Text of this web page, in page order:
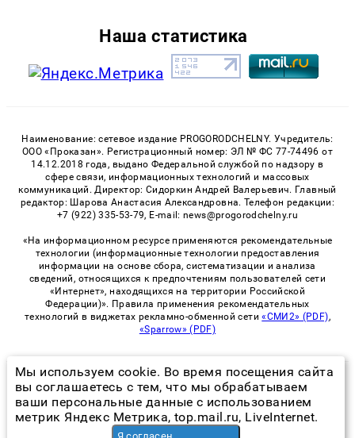
Наша статистика
Наименование: сетевое издание PROGORODCHELNY. Учредитель:
ООО «Проказан». Регистрационный номер: ЭЛ № ФС 77-74496 от
14.12.2018 года, выдано Федеральной службой по надзору в
сфере связи, информационных технологий и массовых
коммуникаций. Директор: Сидоркин Андрей Валерьевич. Главный
редактор: Шарова Анастасия Александровна. Телефон редакции:
+7 (922) 335-53-79, E-mail: news@progorodchelny.ru
«На информационном ресурсе применяются рекомендательные
технологии (информационные технологии предоставления
информации на основе сбора, систематизации и анализа
сведений, относящихся к предпочтениям пользователей сети
«Интернет», находящихся на территории Российской
Федерации)». Правила применения рекомендательных
технологий в виджетах рекламно-обменной сети«СМИ2» (PDF),
«Sparrow» (PDF)
© 2026 «PROGorodChelny» | Все права защищены
Возрастная категория сайта 16+
Политика конфиденциальности
Мы используем cookie. Во время посещения сайта
вы соглашаетесь с тем, что мы обрабатываем
ваши персональные данные с использованием
метрик Яндекс Метрика, top.mail.ru, LiveInternet.